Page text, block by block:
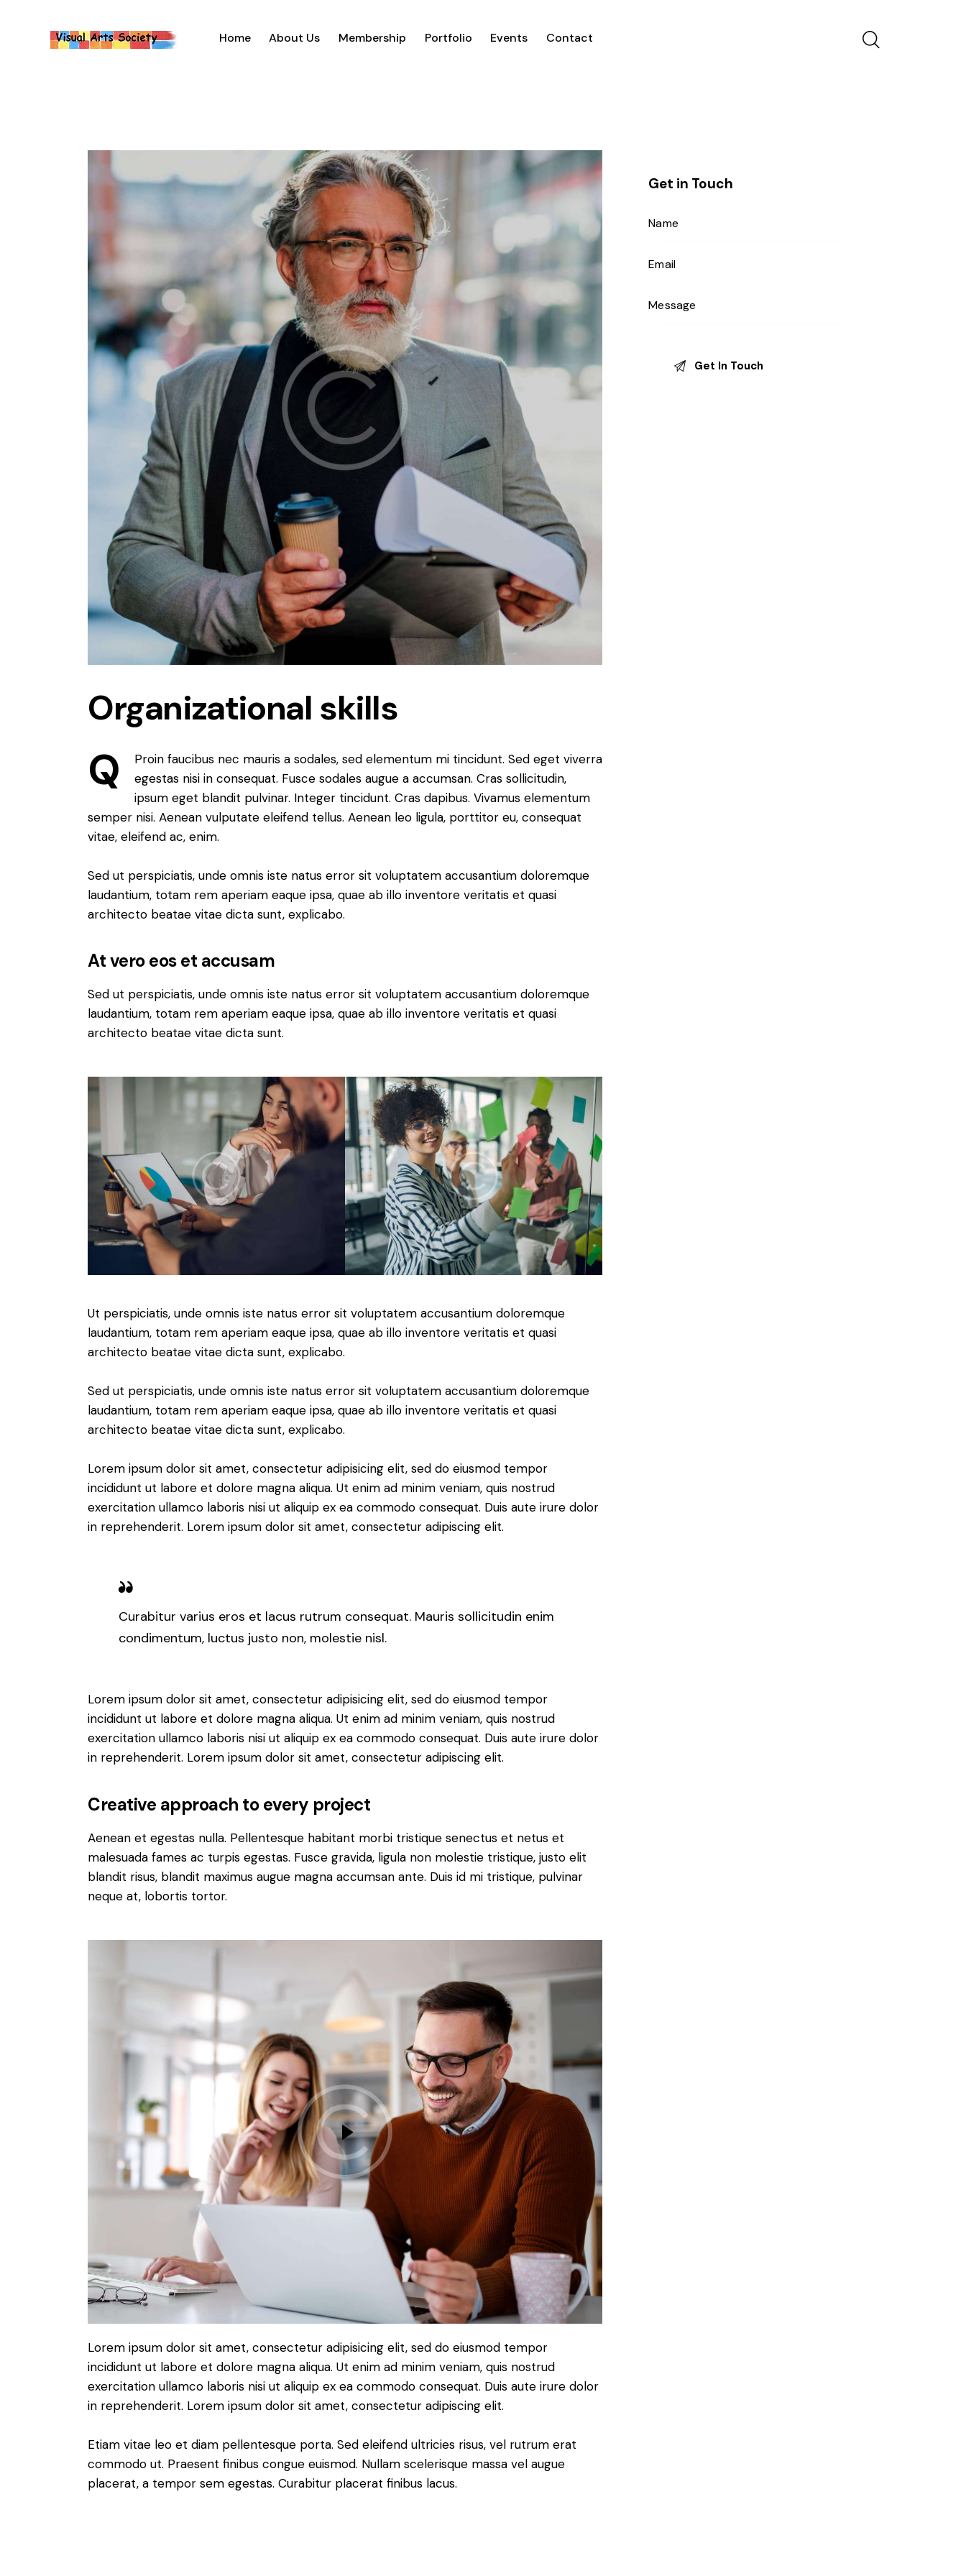
Home About Us Membership Portfolio Events Contact
Organizational skills
Q
Proin faucibus nec mauris a sodales, sed elementum mi tincidunt. Sed eget viverra
egestas nisi in consequat. Fusce sodales augue a accumsan. Cras sollicitudin,
ipsum eget blandit pulvinar. Integer tincidunt. Cras dapibus. Vivamus elementum
semper nisi. Aenean vulputate eleifend tellus. Aenean leo ligula, porttitor eu, consequat
vitae, eleifend ac, enim.
Sed ut perspiciatis, unde omnis iste natus error sit voluptatem accusantium doloremque
laudantium, totam rem aperiam eaque ipsa, quae ab illo inventore veritatis et quasi
architecto beatae vitae dicta sunt, explicabo.
At vero eos et accusam
Sed ut perspiciatis, unde omnis iste natus error sit voluptatem accusantium doloremque
laudantium, totam rem aperiam eaque ipsa, quae ab illo inventore veritatis et quasi
architecto beatae vitae dicta sunt.
Ut perspiciatis, unde omnis iste natus error sit voluptatem accusantium doloremque
laudantium, totam rem aperiam eaque ipsa, quae ab illo inventore veritatis et quasi
architecto beatae vitae dicta sunt, explicabo.
Sed ut perspiciatis, unde omnis iste natus error sit voluptatem accusantium doloremque
laudantium, totam rem aperiam eaque ipsa, quae ab illo inventore veritatis et quasi
architecto beatae vitae dicta sunt, explicabo.
Lorem ipsum dolor sit amet, consectetur adipisicing elit, sed do eiusmod tempor
incididunt ut labore et dolore magna aliqua. Ut enim ad minim veniam, quis nostrud
exercitation ullamco laboris nisi ut aliquip ex ea commodo consequat. Duis aute irure dolor
in reprehenderit. Lorem ipsum dolor sit amet, consectetur adipiscing elit.
Curabitur varius eros et lacus rutrum consequat. Mauris sollicitudin enim
condimentum, luctus justo non, molestie nisl.
Lorem ipsum dolor sit amet, consectetur adipisicing elit, sed do eiusmod tempor
incididunt ut labore et dolore magna aliqua. Ut enim ad minim veniam, quis nostrud
exercitation ullamco laboris nisi ut aliquip ex ea commodo consequat. Duis aute irure dolor
in reprehenderit. Lorem ipsum dolor sit amet, consectetur adipiscing elit.
Creative approach to every project
Aenean et egestas nulla. Pellentesque habitant morbi tristique senectus et netus et
malesuada fames ac turpis egestas. Fusce gravida, ligula non molestie tristique, justo elit
blandit risus, blandit maximus augue magna accumsan ante. Duis id mi tristique, pulvinar
neque at, lobortis tortor.
Lorem ipsum dolor sit amet, consectetur adipisicing elit, sed do eiusmod tempor
incididunt ut labore et dolore magna aliqua. Ut enim ad minim veniam, quis nostrud
exercitation ullamco laboris nisi ut aliquip ex ea commodo consequat. Duis aute irure dolor
in reprehenderit. Lorem ipsum dolor sit amet, consectetur adipiscing elit.
Etiam vitae leo et diam pellentesque porta. Sed eleifend ultricies risus, vel rutrum erat
commodo ut. Praesent finibus congue euismod. Nullam scelerisque massa vel augue
placerat, a tempor sem egestas. Curabitur placerat finibus lacus.
Get in Touch